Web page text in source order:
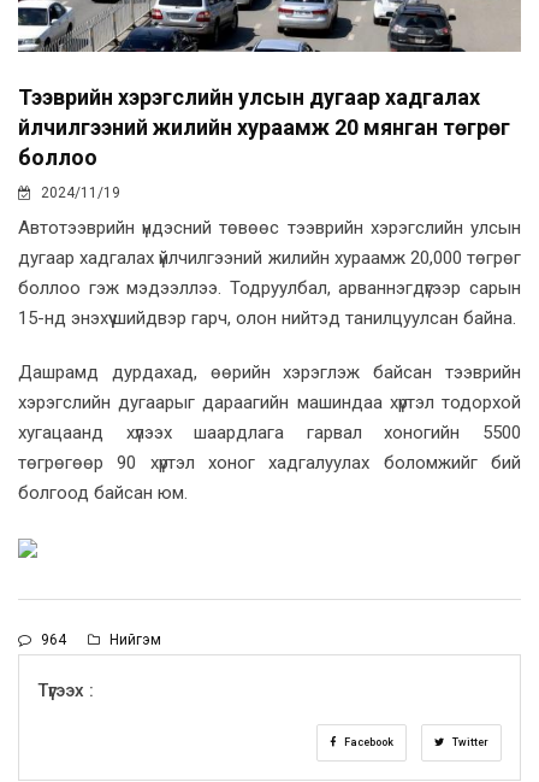
Тээврийн хэрэгслийн улсын дугаар хадгалах
үйлчилгээний жилийн хураамж 20 мянган төгрөг
боллоо
2024/11/19
Автотээврийн үндэсний төвөөс тээврийн хэрэгслийн улсын
дугаар хадгалах үйлчилгээний жилийн хураамж 20,000 төгрөг
боллоо гэж мэдээллээ. Тодруулбал, арваннэгдүгээр сарын
15-нд энэхүү шийдвэр гарч, олон нийтэд танилцуулсан байна.
Дашрамд дурдахад, өөрийн хэрэглэж байсан тээврийн
хэрэгслийн дугаарыг дараагийн машиндаа хүртэл тодорхой
хугацаанд хүлээх шаардлага гарвал хоногийн 5500
төгрөгөөр 90 хүртэл хоног хадгалуулах боломжийг бий
болгоод байсан юм.
964 Нийгэм
Түгээх :
Facebook Twitter